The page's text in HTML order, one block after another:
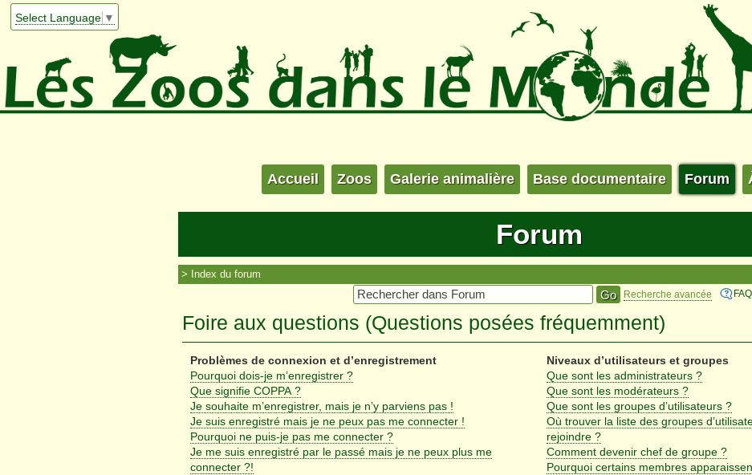
Select Language ▼
Accueil Zoos Galerie animalière Base documentaire Forum
Forum
Index du forum
FAQ
Recherche avancée
Foire aux questions (Questions posées fréquemment)
Problèmes de connexion et d’enregistrement
Pourquoi dois-je m’enregistrer ?
Que signifie COPPA ?
Je souhaite m’enregistrer, mais je n’y parviens pas !
Je suis enregistré mais je ne peux pas me connecter !
Pourquoi ne puis-je pas me connecter ?
Je me suis enregistré par le passé mais je ne peux plus me
connecter ?!
Niveaux d’utilisateurs et groupes
Que sont les administrateurs ?
Que sont les modérateurs ?
Que sont les groupes d’utilisateurs ?
Où trouver la liste des groupes
rejoindre ?
Comment devenir chef de groupe ?
Pourquoi certains membres